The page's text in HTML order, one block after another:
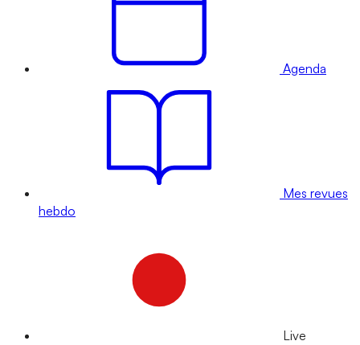
Agenda
Mes revues
hebdo
Live